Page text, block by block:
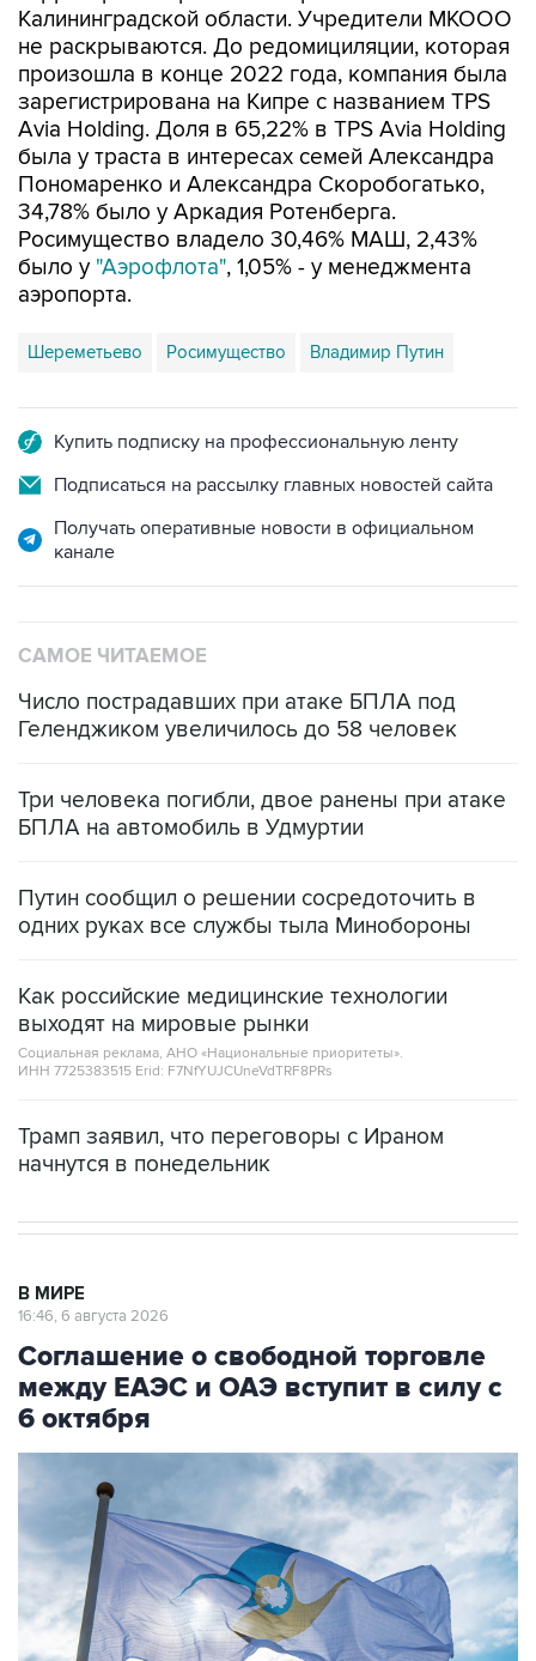
Калининградской области. Учредители МКООО
не раскрываются. До редомициляции, которая
произошла в конце 2022 года, компания была
зарегистрирована на Кипре с названием TPS
Avia Holding. Доля в 65,22% в TPS Avia Holding
была у траста в интересах семей Александра
Пономаренко и Александра Скоробогатько,
34,78% было у Аркадия Ротенберга.
Росимущество владело 30,46% МАШ, 2,43%
было у "Аэрофлота", 1,05% - у менеджмента
аэропорта.
Шереметьево Росимущество Владимир Путин
Купить подписку на профессиональную ленту
Подписаться на рассылку главных новостей сайта
Получать оперативные новости в официальном
канале
САМОЕ ЧИТАЕМОЕ
Число пострадавших при атаке БПЛА под
Геленджиком увеличилось до 58 человек
Три человека погибли, двое ранены при атаке
БПЛА на автомобиль в Удмуртии
Путин сообщил о решении сосредоточить в
одних руках все службы тыла Минобороны
Как российские медицинские технологии
выходят на мировые рынки
Социальная реклама, АНО «Национальные приоритеты».
ИНН 7725383515 Erid: F7NfYUJCUneVdTRF8PRs
Трамп заявил, что переговоры с Ираном
начнутся в понедельник
В МИРЕ
16:46, 6 августа 2026
Соглашение о свободной торговле
между ЕАЭС и ОАЭ вступит в силу с
6 октября